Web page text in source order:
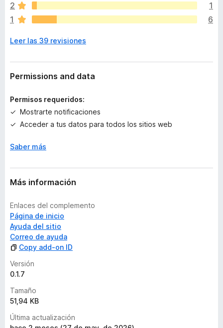
a
n
h
y
v
l
r
a
i
n
e
2
1
1
6
Leer las 39 revisiones
Permissions and data
Permisos requeridos:
Mostrarte notificaciones
Acceder a tus datos para todos los sitios web
Saber más
Más información
Enlaces del complemento
Página de inicio
Ayuda del sitio
Correo de ayuda
Copy add-on ID
Versión
0.1.7
Tamaño
51,94 KB
Última actualización